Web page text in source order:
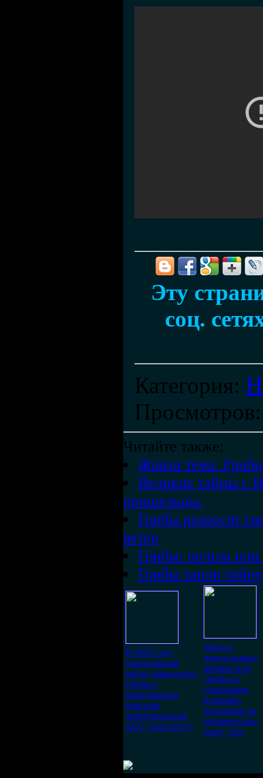
Эту
соц.
Категория:
Просмотров
Читайте также:
Живая тема.
Великие тайны с
пришельцы.
Грибы разносят
ветер
Грибы: польза или
Грибы таили
В 2002 году
специальный
робот, обнаружил
грибы в
разрушаемом
реакторе
чернобыльской
АЕС, они растут
Люди в
причудливых
шляпах или
грибы со
странными
ножками,
похожими на
человеческие
тела? Что